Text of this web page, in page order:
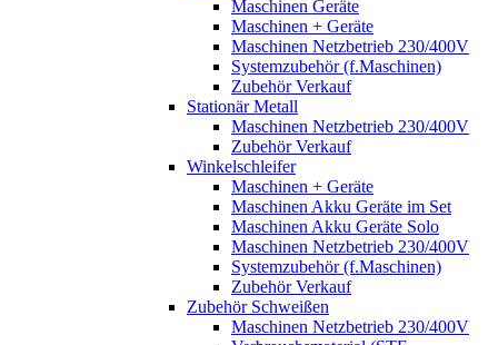
Maschinen Geräte
Maschinen + Geräte
Maschinen Netzbetrieb 230/400V
Systemzubehör (f.Maschinen)
Zubehör Verkauf
Stationär Metall
Maschinen Netzbetrieb 230/400V
Zubehör Verkauf
Winkelschleifer
Maschinen + Geräte
Maschinen Akku Geräte im Set
Maschinen Akku Geräte Solo
Maschinen Netzbetrieb 230/400V
Systemzubehör (f.Maschinen)
Zubehör Verkauf
Zubehör Schweißen
Maschinen Netzbetrieb 230/400V